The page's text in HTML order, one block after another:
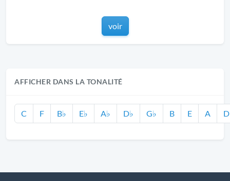
voir
AFFICHER DANS LA TONALITÉ
C F B♭ E♭ A♭ D♭ G♭ B E A D